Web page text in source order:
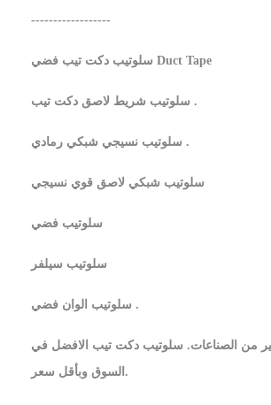
------------------
سلوتيب دكت تيب فضي Duct Tape
سلوتيب شريط لاصق دكت تيب .
سلوتيب نسيجي شبكي رمادي .
سلوتيب شبكي لاصق قوي نسيجي
سلوتيب فضي
سلوتيب سيلفر
سلوتيب الوان فضي .
من الصناعات. سلوتيب دكت تيب الافضل في
السوق وبأقل سعر.